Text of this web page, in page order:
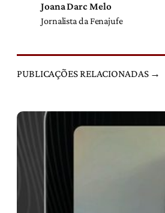
Joana Darc Melo
Jornalista da Fenajufe
PUBLICAÇÕES RELACIONADAS →